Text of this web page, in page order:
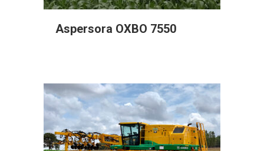
Aspersora OXBO 7550